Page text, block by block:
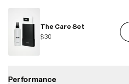
The Care Set
$30
Performance